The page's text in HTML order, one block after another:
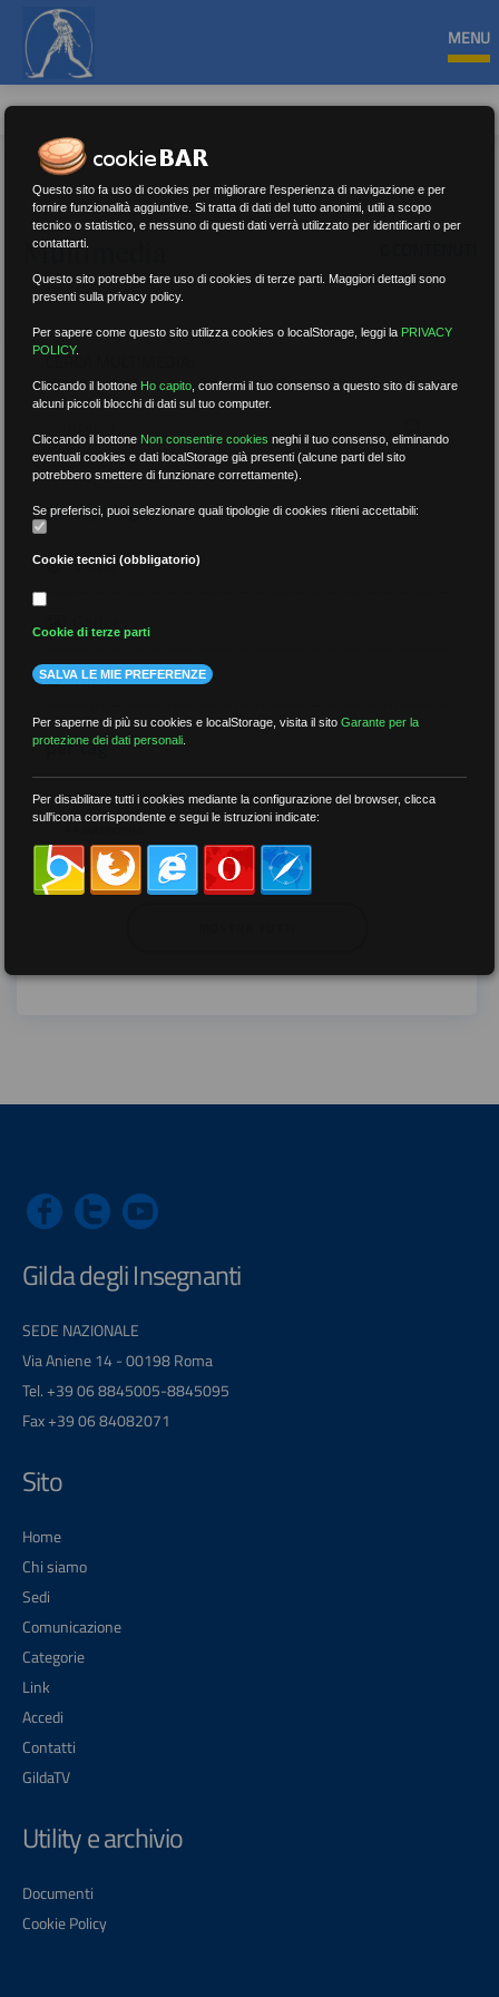
MENU
Multimedia
CERCA MULTIMEDIA:
per tipologia
Video
Gallery
Tutti
per tag
##DS ##FGU ##Gilda
##audoizioni
##autonomia
Gilda degli Insegnanti
SEDE NAZIONALE
Via Aniene 14 - 00198 Roma
Tel. +39 06 8845005-8845095
Fax +39 06 84082071
Sito
Home
Chi siamo
Sedi
Comunicazione
Categorie
Link
Accedi
Contatti
GildaTV
Utility e archivio
Documenti
Cookie Policy
Questo sito fa uso di cookies per migliorare l'esperienza di navigazione e per
fornire funzionalità aggiuntive. Si tratta di dati del tutto anonimi, utili a scopo
tecnico o statistico, e nessuno di questi dati verrà utilizzato per identificarti o per
contattarti.
Questo sito potrebbe fare uso di cookies di terze parti. Maggiori dettagli sono
presenti sulla privacy policy.
Per sapere come questo sito utilizza cookies o localStorage, leggi la PRIVACY
POLICY.
Cliccando il bottone Ho capito,confermi il tuo consenso a questo sito di salvare
alcuni piccoli blocchi di dati sul tuo computer.
Cliccando il bottone Non consentire cookies neghi il tuo consenso, eliminando
eventuali cookies e dati localStorage già presenti (alcune parti del sito
potrebbero smettere di funzionare correttamente).
Se preferisci, puoi selezionare quali tipologie di cookies ritieni accettabili:
Cookie tecnici (obbligatorio)
Cookie di terze parti
SALVA LE MIE PREFERENZE
Per saperne di più su cookies e localStorage, visita il sitoGarante per la
protezione dei dati personali.
Per disabilitare tutti i cookies mediante la configurazione del browser, clicca
sull'icona corrispondente e segui le istruzioni indicate: